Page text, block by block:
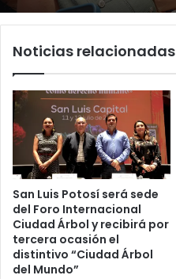
Noticias relacionadas
San Luis Potosí será sede
del Foro Internacional
Ciudad Árbol y recibirá por
tercera ocasión el
distintivo “Ciudad Árbol
del Mundo”